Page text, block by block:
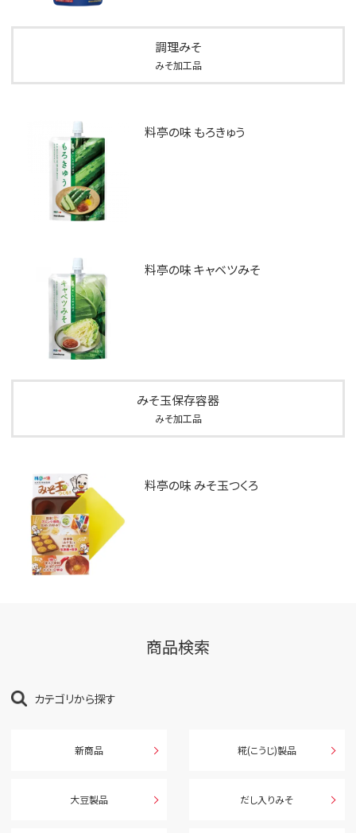
調理みそ
みそ加工品
料亭の味 もろきゅう
料亭の味 キャベツみそ
みそ玉保存容器
みそ加工品
料亭の味 みそ玉つくろ
商品検索
カテゴリから探す
新商品 糀(こうじ)製品
大豆製品 だし入りみそ